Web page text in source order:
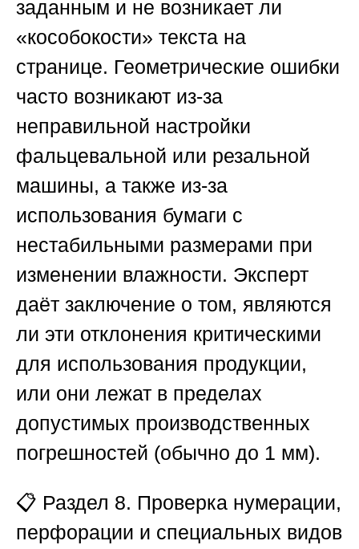
заданным и не возникает ли
«кособокости» текста на
странице. Геометрические ошибки
часто возникают из-за
неправильной настройки
фальцевальной или резальной
машины, а также из-за
использования бумаги с
нестабильными размерами при
изменении влажности. Эксперт
даёт заключение о том, являются
ли эти отклонения критическими
для использования продукции,
или они лежат в пределах
допустимых производственных
погрешностей (обычно до 1 мм).
📋 Раздел 8. Проверка нумерации,
перфорации и специальных видов